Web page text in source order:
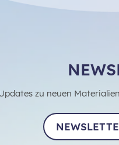
zu neuen